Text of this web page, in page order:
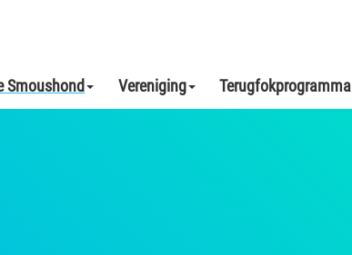
Smoushond Vereniging Terugfokprogramma